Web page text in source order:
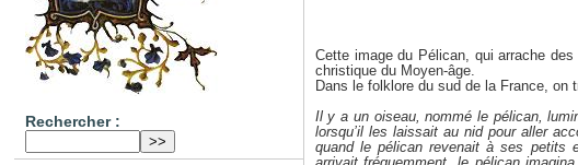
Rechercher :
Cette image du Pélican, qui arrache
christique du Moyen-âge.
Dans le folklore du sud de la France, on
Il y a un oiseau, nommé le pélican,
lorsqu’il les laissait au nid pour aller
quand le pélican revenait à ses petits